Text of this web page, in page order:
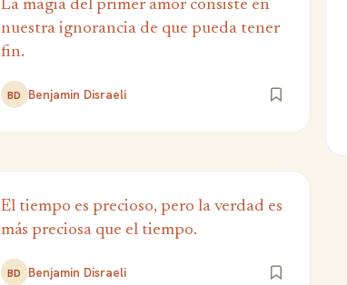
La magia del primer amor consiste en
nuestra ignorancia de que pueda tener
fin.
BD Benjamin Disraeli
El tiempo es precioso, pero la verdad es
más preciosa que el tiempo.
BD Benjamin Disraeli